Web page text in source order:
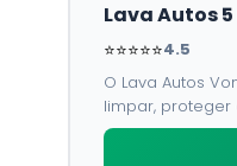
Lava Autos
⭐⭐⭐⭐⭐4.5
O Lava Autos
limpar, proteger
neutro, pode